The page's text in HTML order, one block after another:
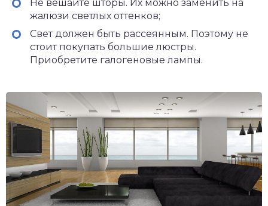
Не вешайте шторы. Их можно заменить на
жалюзи светлых оттенков;
Свет должен быть рассеянным. Поэтому не
стоит покупать большие люстры.
Приобретите галогеновые лампы.